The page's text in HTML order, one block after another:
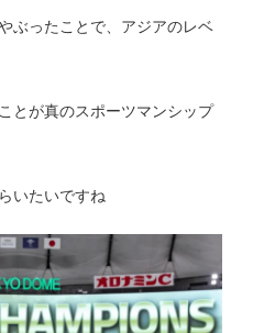
ぶったことで、アジアのレベ
とが真のスポーツマンシップ
いたいですね